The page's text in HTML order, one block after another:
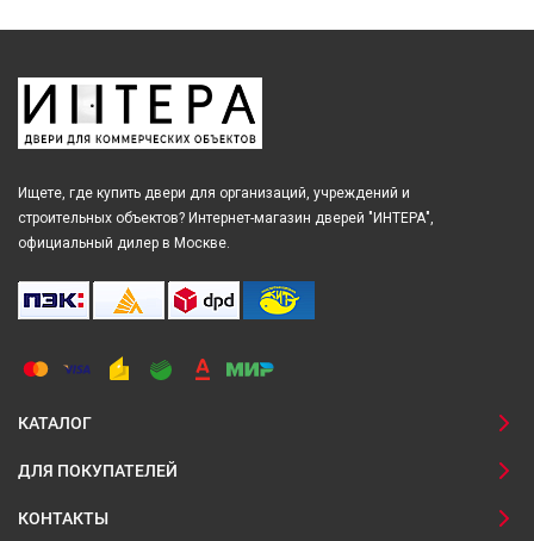
Ищете, где купить двери для организаций, учреждений и
строительных объектов? Интернет-магазин дверей "ИНТЕРА",
официальный дилер в Москве.
КАТАЛОГ
ДЛЯ ПОКУПАТЕЛЕЙ
КОНТАКТЫ